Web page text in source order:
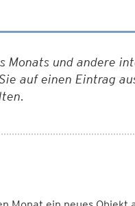
Monats und andere
auf einen Eintrag